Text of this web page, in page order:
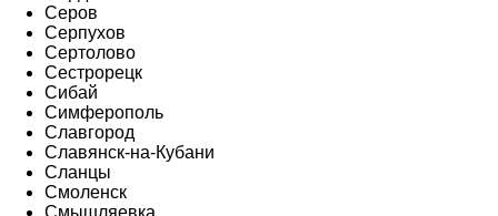
Серов
Серпухов
Сертолово
Сестрорецк
Сибай
Симферополь
Славгород
Славянск-на-Кубани
Сланцы
Смоленск
Смышляевка